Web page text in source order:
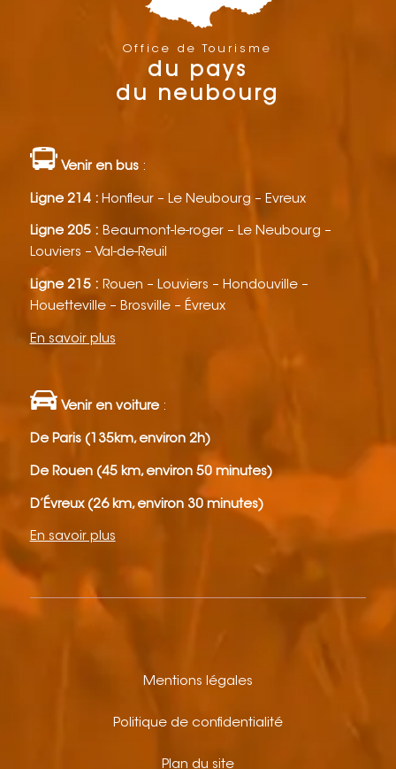
Office de Tourisme
du pays
du neubourg
Venir en bus:
Ligne 214 : Honfleur – Le Neubourg – Evreux
Ligne 205 : Beaumont-le-roger – Le Neubourg –
Louviers – Val-de-Reuil
Ligne 215 : Rouen – Louviers – Hondouville –
Houetteville – Brosville – Évreux
En savoir plus
Venir en voiture:
De Paris (135km, environ 2h)
De Rouen (45 km, environ 50 minutes)
D’Évreux (26 km, environ 30 minutes)
En savoir plus
Mentions légales
Politique de confidentialité
Plan du site